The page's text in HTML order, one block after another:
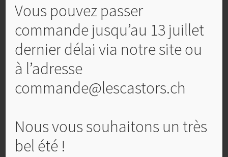
Produits similaires
Vous pouvez passer
commande jusqu’au 13 juillet
dernier délai via notre site ou
à l’adresse
commande@lescastors.ch
Nous vous souhaitons un très
bel été !